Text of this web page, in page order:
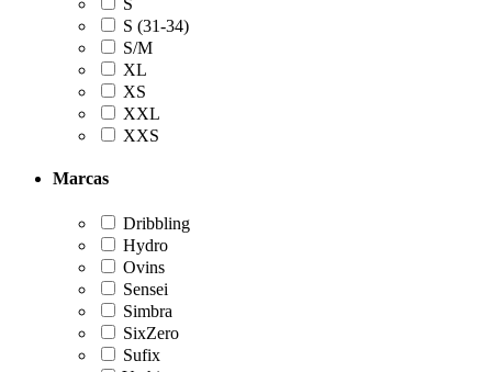
S (31-34)
S/M
XL
XS
XXL
XXS
Marcas
Dribbling
Hydro
Ovins
Sensei
Simbra
SixZero
Sufix